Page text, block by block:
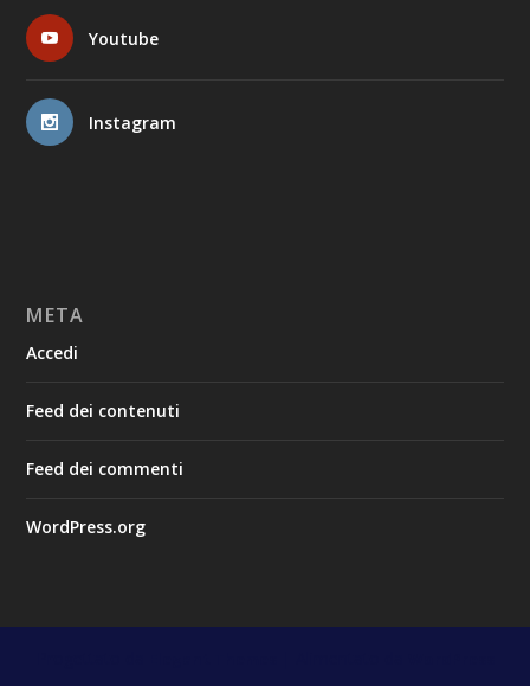
Youtube
Instagram
META
Accedi
Feed dei contenuti
Feed dei commenti
WordPress.org